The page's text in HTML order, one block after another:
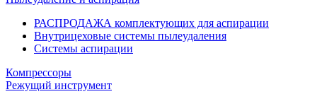
РАСПРОДАЖА комплектующих для аспирации
Внутрицеховые системы пылеудаления
Системы аспирации
Компрессоры
Режущий инструмент